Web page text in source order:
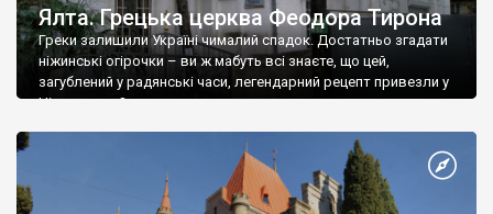
Ялта. Грецька церква Феодора Тирона
Греки залишили Україні чималий спадок. Достатньо згадати
ніжинські огірочки – ви ж мабуть всі знаєте, що цей,
загублений у радянські часи, легендарний рецепт привезли у
Ніжин греки?